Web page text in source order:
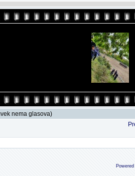
nema glasova)